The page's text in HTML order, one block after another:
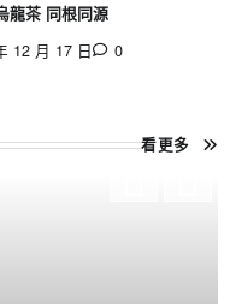
龍茶 同根同源
12 月 17 日 0
看更多